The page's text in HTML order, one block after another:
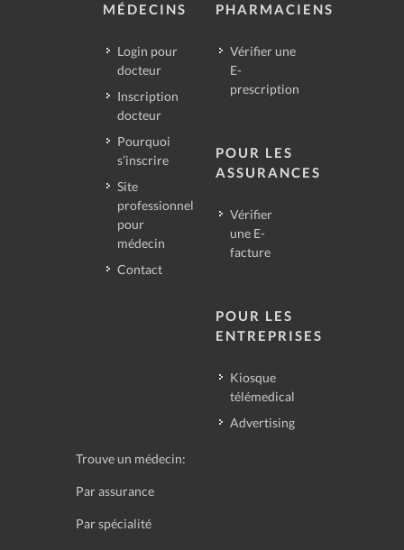
MÉDECINS
Login pour
docteur
Inscription
docteur
Pourquoi
s’inscrire
Site
professionnel
pour
médecin
Contact
PHARMACIENS
Vérifier une
E-
prescription
POUR LES
ASSURANCES
Vérifier
une E-
facture
POUR LES
ENTREPRISES
Kiosque
télémedical
Advertising
Trouve un médecin:
Par assurance
Par spécialité